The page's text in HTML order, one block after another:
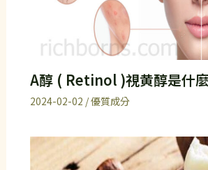
A醇 ( Retinol )視黄醇是什
2024-02-02 /優質成分